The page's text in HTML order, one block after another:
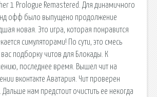
1 Prologue Remastered. Для динамичного
офф было выпущено продолжение
новая. Это игра, которая понравится
симуляторами! По сути, это смесь
вас подборку читов для Блокады. К
последнее время. Вышел чит на
вконтакте Аватария. Чит проверен
нам предстоит очистить ее некогда